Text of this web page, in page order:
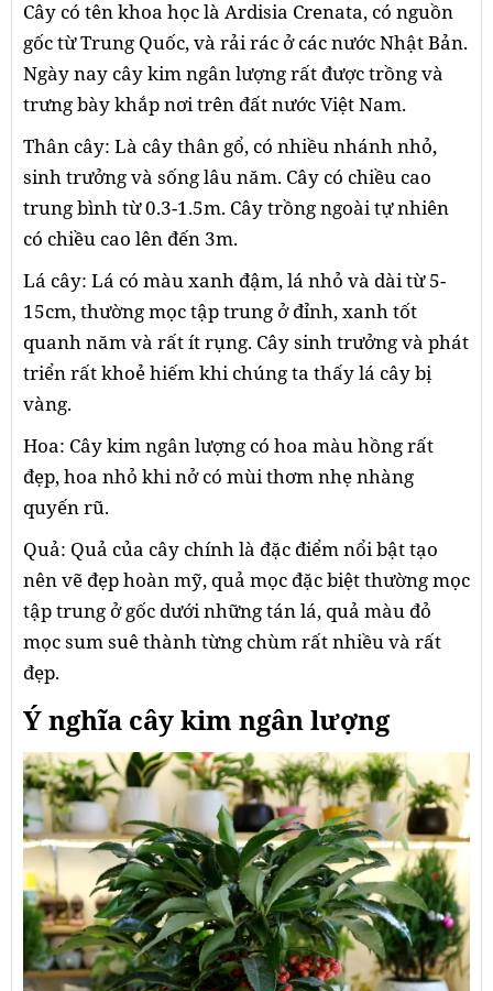
Cây có tên khoa học là Ardisia Crenata, có nguồn
gốc từ Trung Quốc, và rải rác ở các nước Nhật Bản.
Ngày nay cây kim ngân lượng rất được trồng và
trưng bày khắp nơi trên đất nước Việt Nam.
Thân cây: Là cây thân gổ, có nhiều nhánh nhỏ,
sinh trưởng và sống lâu năm. Cây có chiều cao
trung bình từ 0.3-1.5m. Cây trồng ngoài tự nhiên
có chiều cao lên đến 3m.
Lá cây: Lá có màu xanh đậm, lá nhỏ và dài từ 5-
15cm, thường mọc tập trung ở đỉnh, xanh tốt
quanh năm và rất ít rụng. Cây sinh trưởng và phát
triển rất khoẻ hiếm khi chúng ta thấy lá cây bị
vàng.
Hoa: Cây kim ngân lượng có hoa màu hồng rất
đẹp, hoa nhỏ khi nở có mùi thơm nhẹ nhàng
quyến rũ.
Quả: Quả của cây chính là đặc điểm nổi bật tạo
nên vẽ đẹp hoàn mỹ, quả mọc đặc biệt thường mọc
tập trung ở gốc dưới những tán lá, quả màu đỏ
mọc sum suê thành từng chùm rất nhiều và rất
đẹp.
Ý nghĩa cây kim ngân lượng